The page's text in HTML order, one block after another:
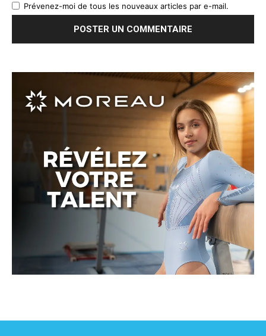
Prévenez-moi de tous les nouveaux articles par e-mail.